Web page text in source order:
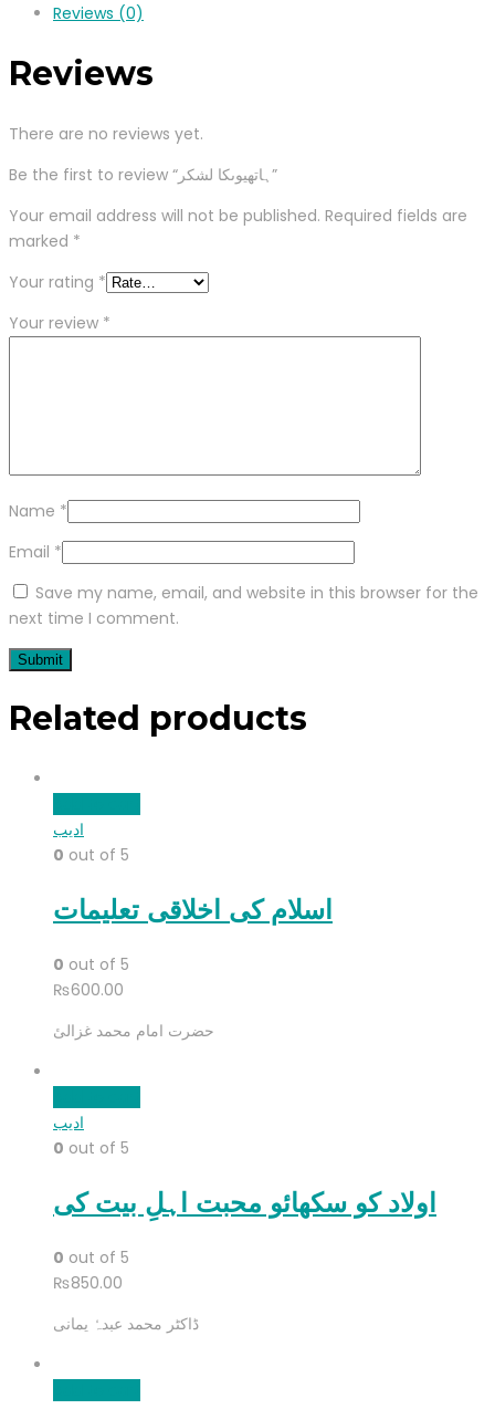
Reviews (0)
Reviews
There are no reviews yet.
Be the first to review “ہاتھیوںکا لشکر”
Your email address will not be published. Required fields are
marked *
Your rating *
Your review *
Name *
Email *
Save my name, email, and website in this browser for the
next time I comment.
Related products
ادیب
0 out of 5
اسلام کی اخلاقی تعلیمات
0 out of 5
₨600.00
حضرت امام محمد غزالیٔ
ادیب
0 out of 5
اولاد کو سکھائو محبت اہلِ بیت کی
0 out of 5
₨850.00
ڈاکٹر محمد عبدہٗ یمانی